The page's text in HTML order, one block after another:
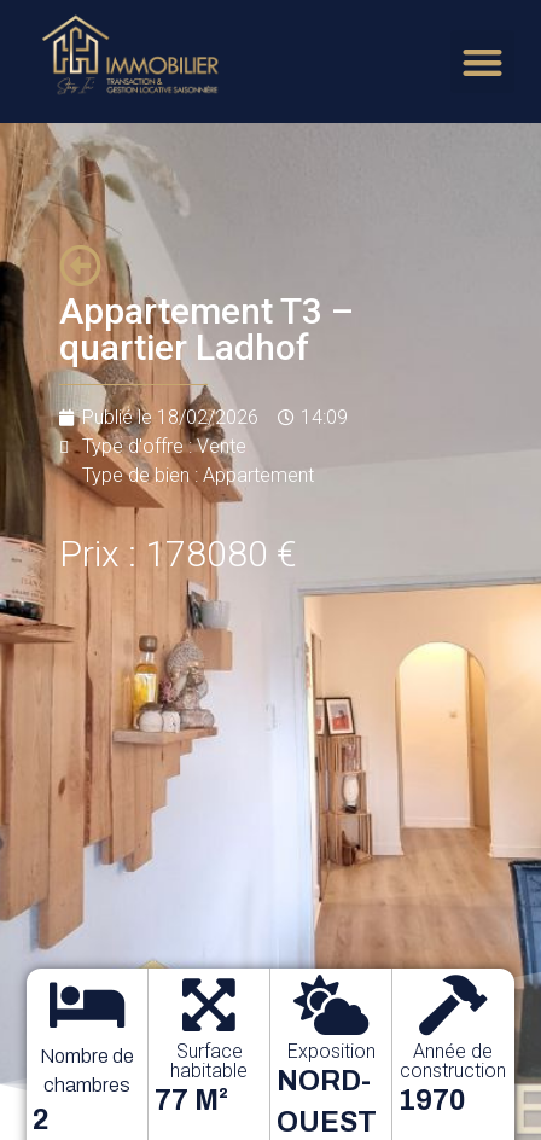
Appartement T3 –
quartier Ladhof
Publié le 18/02/2026
14:09
Type d'offre : Vente
Type de bien : Appartement
Prix : 178080 €
Nombre de
chambres
2
Surface
habitable
77 M²
Exposition
NORD-
OUEST
Année de
construction
1970